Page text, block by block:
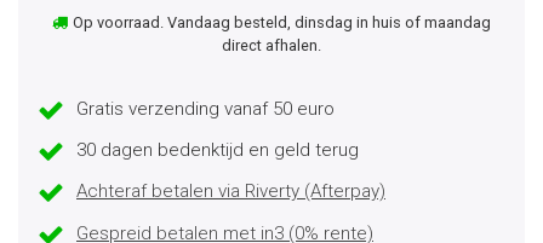
Op voorraad. Vandaag besteld, dinsdag in huis of maandag
direct afhalen.
Gratis verzending vanaf 50 euro
30 dagen bedenktijd en geld terug
Achteraf betalen via Riverty (Afterpay)
Gespreid betalen met in3 (0% rente)